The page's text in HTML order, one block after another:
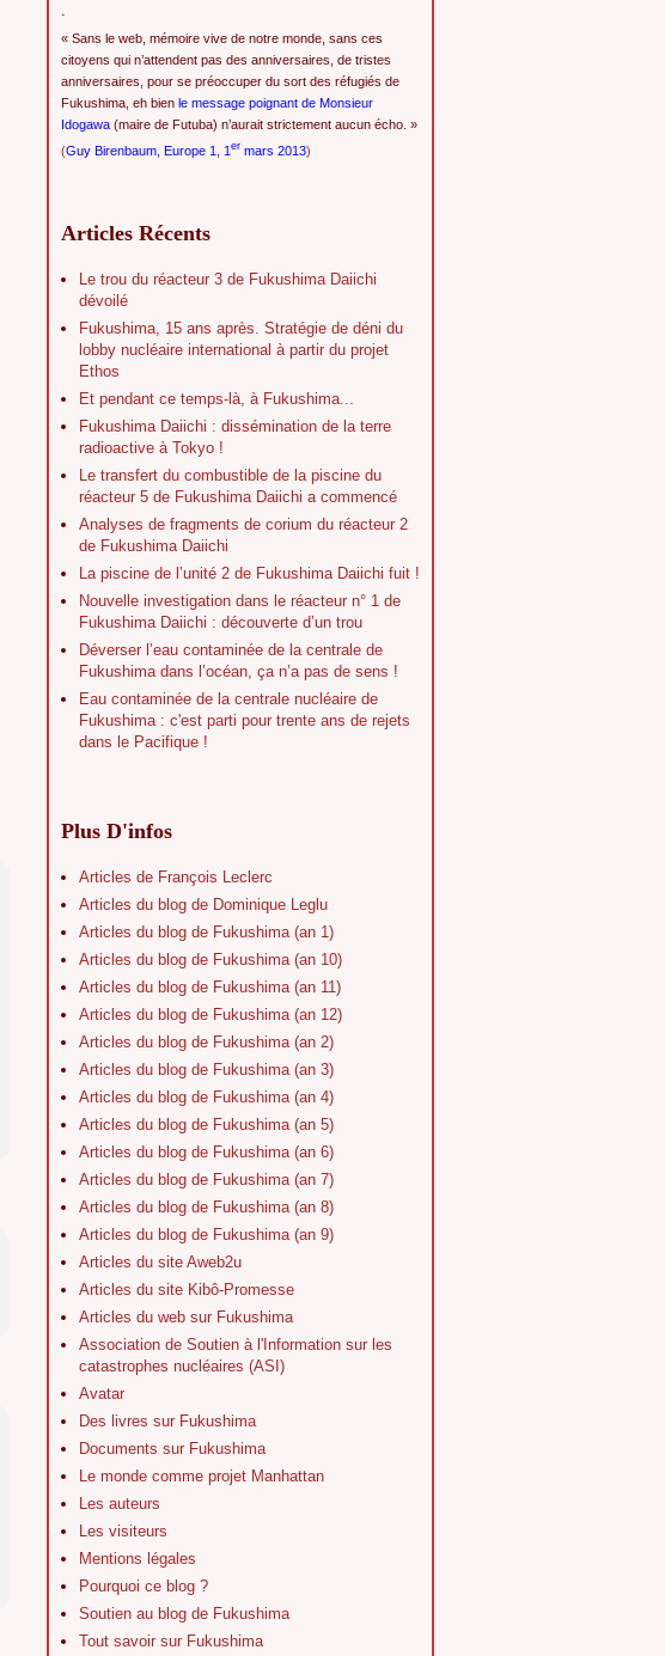
.
« Sans le web, mémoire vive de notre monde, sans ces
citoyens qui n’attendent pas des anniversaires, de tristes
anniversaires, pour se préoccuper du sort des réfugiés de
Fukushima, eh bien le message poignant de Monsieur
Idogawa (maire de Futuba) n’aurait strictement aucun écho. »
(Guy Birenbaum, Europe 1, 1 er mars 2013)
Articles Récents
Le trou du réacteur 3 de Fukushima Daiichi
dévoilé
Fukushima, 15 ans après. Stratégie de déni du
lobby nucléaire international à partir du projet
Ethos
Et pendant ce temps-là, à Fukushima...
Fukushima Daiichi : dissémination de la terre
radioactive à Tokyo !
Le transfert du combustible de la piscine du
réacteur 5 de Fukushima Daiichi a commencé
Analyses de fragments de corium du réacteur 2
de Fukushima Daiichi
La piscine de l’unité 2 de Fukushima Daiichi fuit !
Nouvelle investigation dans le réacteur n° 1 de
Fukushima Daiichi : découverte d’un trou
Déverser l’eau contaminée de la centrale de
Fukushima dans l’océan, ça n’a pas de sens !
Eau contaminée de la centrale nucléaire de
Fukushima : c'est parti pour trente ans de rejets
dans le Pacifique !
Plus D'infos
Articles de François Leclerc
Articles du blog de Dominique Leglu
Articles du blog de Fukushima (an 1)
Articles du blog de Fukushima (an 10)
Articles du blog de Fukushima (an 11)
Articles du blog de Fukushima (an 12)
Articles du blog de Fukushima (an 2)
Articles du blog de Fukushima (an 3)
Articles du blog de Fukushima (an 4)
Articles du blog de Fukushima (an 5)
Articles du blog de Fukushima (an 6)
Articles du blog de Fukushima (an 7)
Articles du blog de Fukushima (an 8)
Articles du blog de Fukushima (an 9)
Articles du site Aweb2u
Articles du site Kibô-Promesse
Articles du web sur Fukushima
Association de Soutien à l'Information sur les
catastrophes nucléaires (ASI)
Avatar
Des livres sur Fukushima
Documents sur Fukushima
Le monde comme projet Manhattan
Les auteurs
Les visiteurs
Mentions légales
Pourquoi ce blog ?
Soutien au blog de Fukushima
Tout savoir sur Fukushima